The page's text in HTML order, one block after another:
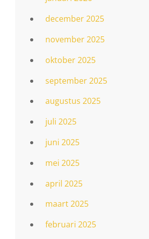
december 2025
november 2025
oktober 2025
september 2025
augustus 2025
juli 2025
juni 2025
mei 2025
april 2025
maart 2025
februari 2025